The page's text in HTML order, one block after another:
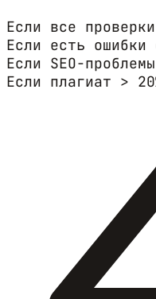
Если все
Если есть ошибки
Если SEO-
Если плагиат >